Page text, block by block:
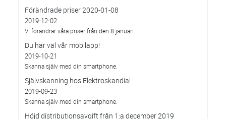
Förändrade priser 2020-01-08
2019-12-02
Vi förändrar våra priser från den 8 januari.
Du har väl vår mobilapp!
2019-10-21
Skanna själv med din smartphone.
Självskanning hos Elektroskandia!
2019-09-23
Skanna själv med din smartphone.
Höjd distributionsavgift från 1:a december 2019